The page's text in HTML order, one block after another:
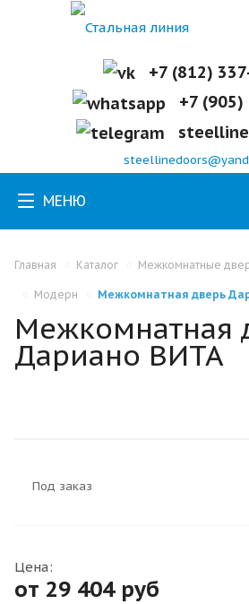
+7 (812)
+7
МЕНЮ
Главная Каталог Межкомнатные
Модерн Межкомнатная дверь
Межкомнатная
Дариано ВИТА
Под заказ
Цена:
от 29 404 руб